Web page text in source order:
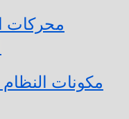
محركات
مكونات